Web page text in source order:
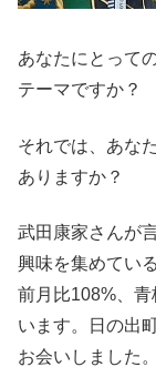
あなたにとって
テーマですか？
それでは、あな
ありますか？
武田康家さんが
興味を集めてい
前月比108%、
います。日の出
お会いしました。